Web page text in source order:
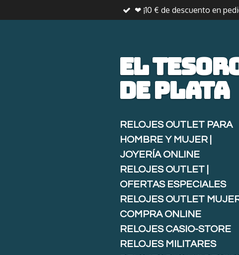
al
❤ ¡10 € de descuento en
El
deplata
RELOJES OUTLET PARA
HOMBRE Y MUJER |
JOYERÍA ONLINE
RELOJES OUTLET |
OFERTAS ESPECIALES
RELOJES OUTLET
COMPRA ONLINE
RELOJES CASIO-STORE
RELOJES MILITARES